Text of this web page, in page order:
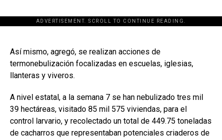
ADVERTISEMENT. SCROLL TO CONTINUE READING.
[adsforwp id="243463"]
Así mismo, agregó, se realizan acciones de
termonebulización focalizadas en escuelas, iglesias,
llanteras y viveros.
A nivel estatal, a la semana 7 se han nebulizado tres mil
39 hectáreas, visitado 85 mil 575 viviendas, para el
control larvario, y recolectado un total de 449.75 toneladas
de cacharros que representaban potenciales criaderos de